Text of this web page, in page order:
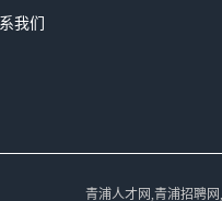
我们
青浦人才网,青浦招聘